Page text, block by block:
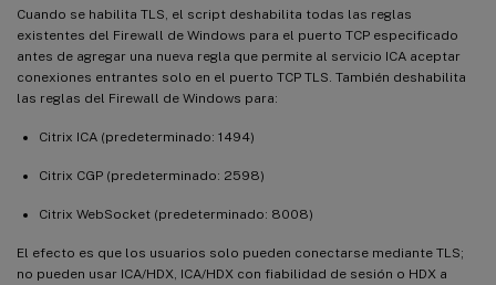
Cuando se habilita TLS, el script deshabilita todas las reglas
existentes del Firewall de Windows para el puerto TCP especificado
antes de agregar una nueva regla que permite al servicio ICA aceptar
conexiones entrantes solo en el puerto TCP TLS. También deshabilita
las reglas del Firewall de Windows para:
Citrix ICA (predeterminado: 1494)
Citrix CGP (predeterminado: 2598)
Citrix WebSocket (predeterminado: 8008)
El efecto es que los usuarios solo pueden conectarse mediante TLS;
no pueden usar ICA/HDX, ICA/HDX con fiabilidad de sesión o HDX a